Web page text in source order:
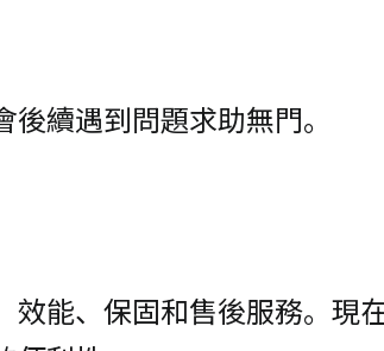
續遇到問題求助無門。
能、保固和售後服務。現